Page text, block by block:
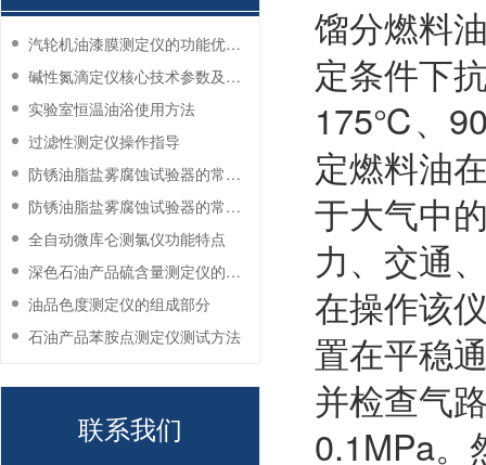
馏分燃料
定条件下
175℃、
定燃料油
于大气中
力、交通
在操作该
置在平稳
并检查气
0.1MPa。
汽轮机油漆膜测定仪的功能优势有哪些？
碱性氮滴定仪核心技术参数及应用说明
实验室恒温油浴使用方法
过滤性测定仪操作指导
防锈油脂盐雾腐蚀试验器的常见故障与解决方法
防锈油脂盐雾腐蚀试验器的常见故障与解决方法
全自动微库仑测氯仪功能特点
深色石油产品硫含量测定仪的工作环境要求
油品色度测定仪的组成部分
石油产品苯胺点测定仪测试方法
联系我们